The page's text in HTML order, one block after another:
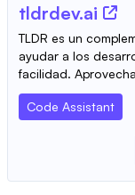
tldrdev.ai
TLDR es un
ayudar a los
facilidad.
Code Assistant